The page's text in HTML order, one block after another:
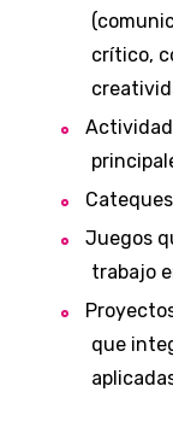
crítico,
Juegos
trabajo
que